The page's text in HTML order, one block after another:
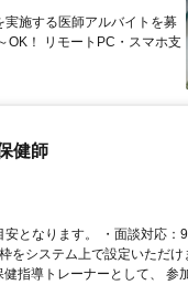
施する医師アルバイトを募
OK！ リモートPC・スマホ支
健師
となります。 ・面談対応：
をシステム上で設定いただけ
指導トレーナーとして、 参